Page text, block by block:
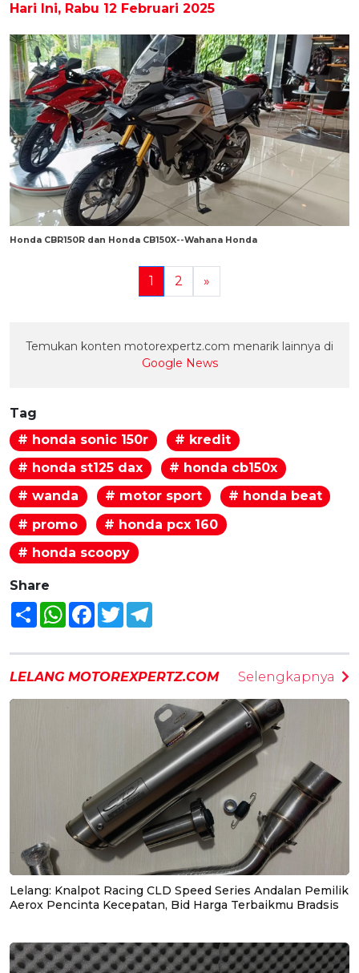
Hari Ini, Rabu 12 Februari 2025
Honda CBR150R dan Honda CB150X--Wahana Honda
1 2 »
Temukan konten motorexpertz.com menarik lainnya di
Google News
Tag
# honda sonic 150r
# kredit
# honda st125 dax
# honda cb150x
# wanda
# motor sport
# honda beat
# promo
# honda pcx 160
# honda scoopy
Share
Share WhatsAppFacebook
Twitter
LELANG MOTOREXPERTZ.COM Selengkapnya
Lelang: Knalpot Racing CLD Speed Series Andalan Pemilik
Aerox Pencinta Kecepatan, Bid Harga Terbaikmu Bradsis